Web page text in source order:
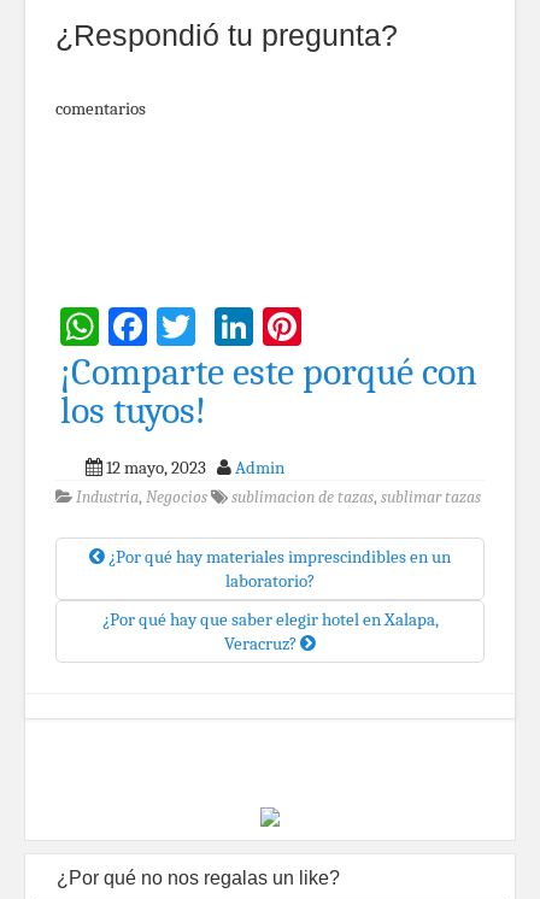
¿Respondió tu pregunta?
comentarios
WhatsApp
Facebook
TwitterLinkedIn
¡Comparte este porqué con
los tuyos!
12 mayo, 2023 Admin
Industria, Negocios sublimacion de tazas, sublimar tazas
¿Por qué hay materiales imprescindibles en un
laboratorio?
¿Por qué hay que saber elegir hotel en Xalapa,
Veracruz?
¿Por qué no nos regalas un like?